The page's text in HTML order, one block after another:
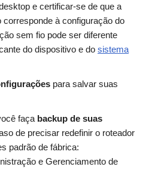
e certificar-se de que a
à configuração do
sem fio pode ser diferente
do dispositivo e do sistema
para salvar suas
faça backup de suas
de precisar redefinir o roteador
padrão de fábrica:
e Gerenciamento de